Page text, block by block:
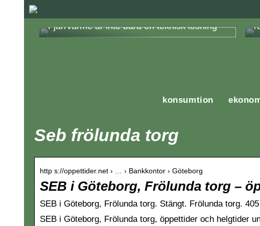
Fjärrvärme är inte bara en teknisk lösning
konsumtion
Seb frölunda torg
http s://oppettider.net › … › Bankkontor › Göteborg
SEB i Göteborg, Frölunda torg –
SEB i Göteborg, Frölunda torg. Stängt. Frölunda torg.
SEB i Göteborg, Frölunda torg, öppettider och helgtider